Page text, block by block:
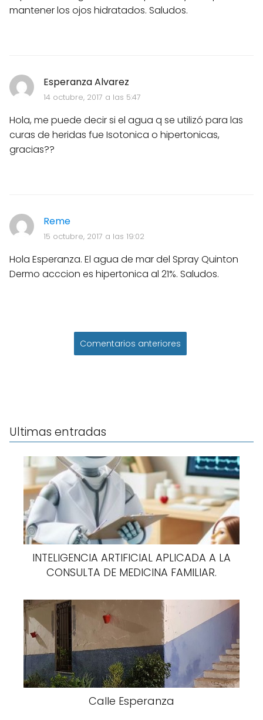
mantener los ojos hidratados. Saludos.
Esperanza Alvarez
14 octubre, 2017 a las 5:47
Hola, me puede decir si el agua q se utilizó para las
curas de heridas fue Isotonica o hipertonicas,
gracias??
Reme
15 octubre, 2017 a las 19:02
Hola Esperanza. El agua de mar del Spray Quinton
Dermo acccion es hipertonica al 21%. Saludos.
Comentarios anteriores
Ultimas entradas
INTELIGENCIA ARTIFICIAL APLICADA A LA
CONSULTA DE MEDICINA FAMILIAR.
Calle Esperanza